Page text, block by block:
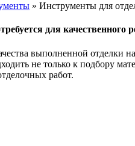
» Инструменты для
для качественного
выполненной отделки
не только к подбору
работ.